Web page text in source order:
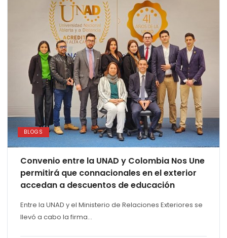
BLOGS
Convenio entre la UNAD y Colombia Nos Une
permitirá que connacionales en el exterior
accedan a descuentos de educación
Entre la UNAD y el Ministerio de Relaciones Exteriores se
llevó a cabo la firma...